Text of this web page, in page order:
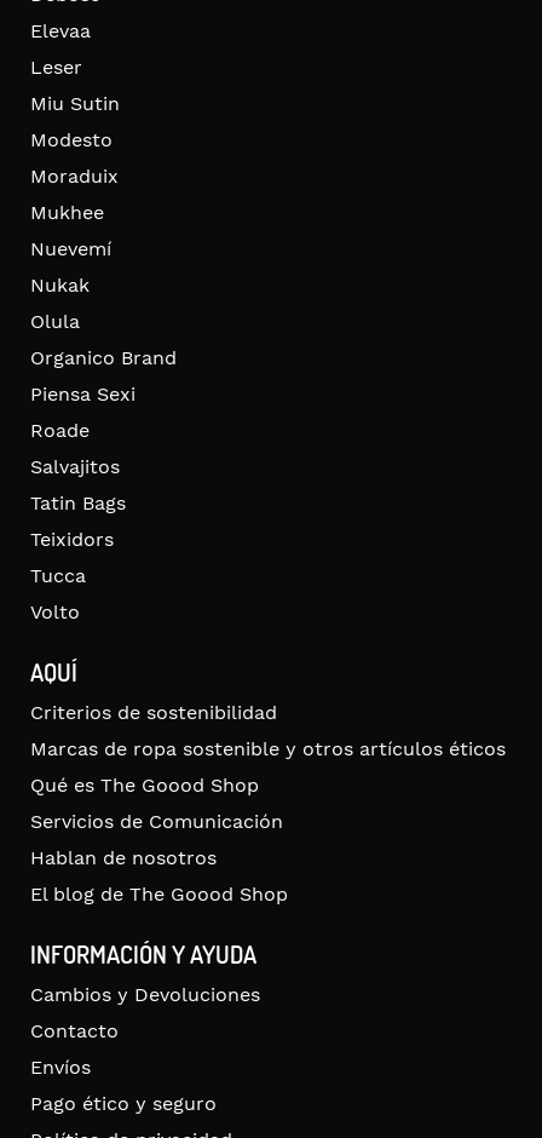
Elevaa
Leser
Miu Sutin
Modesto
Moraduix
Mukhee
Nuevemí
Nukak
Olula
Organico Brand
Piensa Sexi
Roade
Salvajitos
Tatin Bags
Teixidors
Tucca
Volto
AQUÍ
Criterios de sostenibilidad
Marcas de ropa sostenible y otros artículos éticos
Qué es The Goood Shop
Servicios de Comunicación
Hablan de nosotros
El blog de The Goood Shop
INFORMACIÓN Y AYUDA
Cambios y Devoluciones
Contacto
Envíos
Pago ético y seguro